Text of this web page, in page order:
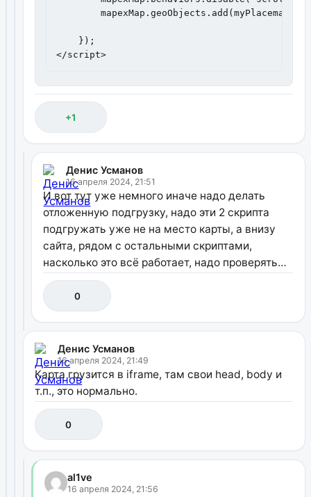
        mapexMap.geoObjects.add(myPlacemark);
    });
</script>
+1
Денис Усманов
16 апреля 2024, 21:51
И вот тут уже немного иначе надо делать
отложенную подгрузку, надо эти 2 скрипта
подгружать уже не на место карты, а внизу
сайта, рядом с остальными скриптами,
насколько это всё работает, надо проверять…
0
Денис Усманов
16 апреля 2024, 21:49
Карта грузится в iframe, там свои head, body и
т.п., это нормально.
0
al1ve
16 апреля 2024, 21:56